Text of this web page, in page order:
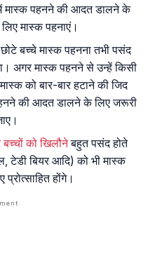
मास्क पहनने की आदत डालने के
मास्क पहनाएं।
छोटे बच्चे मास्क पहनना तभी पसंद
अगर मास्क पहनने से उन्हें किसी
को बार-बार हटाने की जिद
की आदत डालने के लिए जरूरी
बच्चों को खिलौनेबहुत पसंद होते
टेडी बियर आदि) को भी मास्क
होंगे।